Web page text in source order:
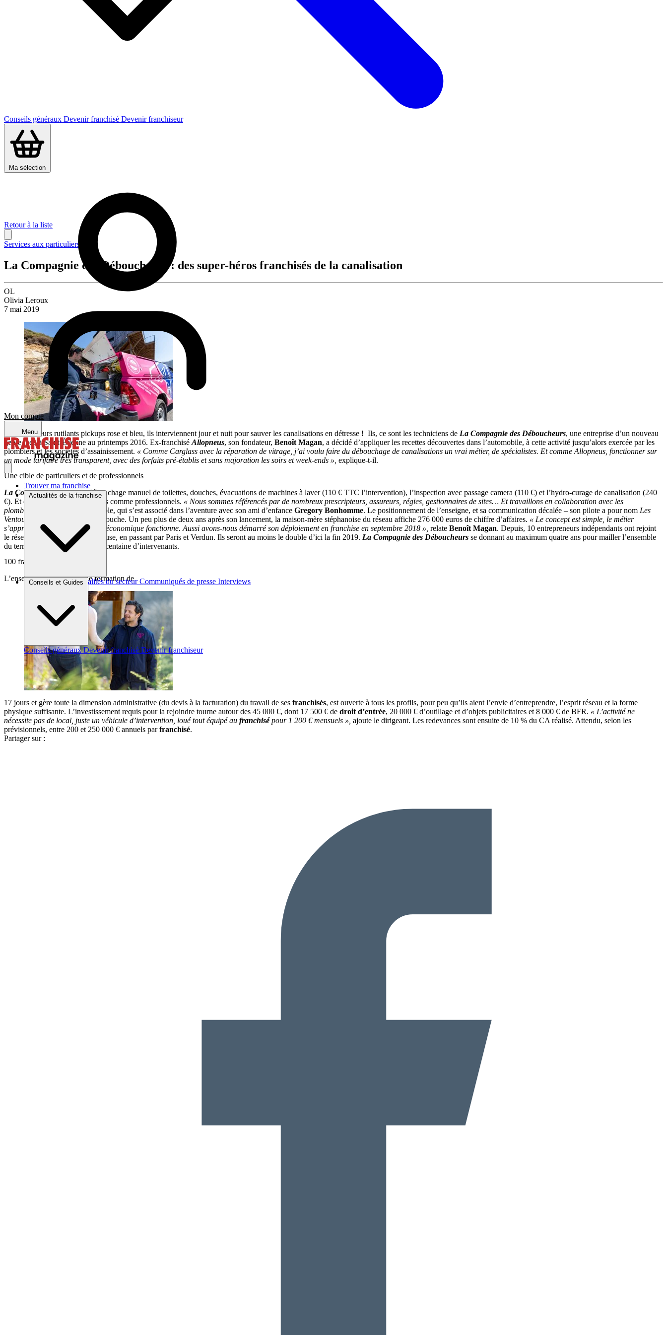
Conseils généraux Devenir franchisé Devenir franchiseur
Ma sélection
Mon compte
Menu
Trouver ma franchise
Actualités de la franchise
Brèves et actus Actualités du secteur Communiqués de presse Interviews
Conseils et Guides
Conseils généraux Devenir franchisé Devenir franchiseur
Retour à la liste
Services aux particuliers
La Compagnie des Déboucheurs : des super-héros franchisés de la canalisation
OL
Olivia Leroux
7 mai 2019
A bord de leurs rutilants pickups rose et bleu, ils interviennent jour et nuit pour sauver les canalisations en détresse ! Ils, ce sont les techniciens de La Compagnie des Déboucheurs, une entreprise d’un nouveau
genre, née à Saint-Étienne au printemps 2016. Ex-franchisé Allopneus, son fondateur, Benoît Magan, a décidé d’appliquer les recettes découvertes dans l’automobile, à cette activité jusqu’alors exercée par les
plombiers et les sociétés d’assainissement. « Comme Carglass avec la réparation de vitrage, j’ai voulu faire du débouchage de canalisations un vrai métier, de spécialistes. Et comme Allopneus, fonctionner sur
un mode tarifaire très transparent, avec des forfaits pré-établis et sans majoration les soirs et week-ends », explique-t-il.
Une cible de particuliers et de professionnels
La Compagniepropose le débouchage manuel de toilettes, douches, évacuations de machines à laver (110 € TTC l’intervention), l’inspection avec passage camera (110 €) et l’hydro-curage de canalisation (240
€). Et ce, à des clients particuliers comme professionnels. « Nous sommes référencés par de nombreux prescripteurs, assureurs, régies, gestionnaires de sites… Et travaillons en collaboration avec les
plombiers »
, précise le responsable, qui s’est associé dans l’aventure avec son ami d’enfance Gregory Bonhomme. Le positionnement de l’enseigne, et sa communication décalée – son pilote a pour nom Les
Ventouses de l’Enfer
– ont fait mouche. Un peu plus de deux ans après son lancement, la maison-mère stéphanoise du réseau affiche 276 000 euros de chiffre d’affaires. « Le concept est simple, le métier
s’apprend facilement, le modèle économique fonctionne. Aussi avons-nous démarré son déploiement en franchise en septembre 2018 », relate Benoît Magan. Depuis, 10 entrepreneurs indépendants ont rejoint
le réseau, de Saint-Malo à Toulouse, en passant par Paris et Verdun. Ils seront au moins le double d’ici la fin 2019. La Compagnie des Déboucheurs se donnant au maximum quatre ans pour mailler l’ensemble
du territoire via un réseau d’une centaine d’intervenants.
100 franchises visées à terme
L’enseigne, qui propose une formation de
17 jours et gère toute la dimension administrative (du devis à la facturation) du travail de ses franchisés, est ouverte à tous les profils, pour peu qu’ils aient l’envie d’entreprendre, l’esprit réseau et la forme
physique suffisante. L’investissement requis pour la rejoindre tourne autour des 45 000 €, dont 17 500 € de droit d’entrée, 20 000 € d’outillage et d’objets publicitaires et 8 000 € de BFR. « L’activité ne
nécessite pas de local, juste un véhicule d’intervention, loué tout équipé au franchisépour 1 200 € mensuels », ajoute le dirigeant. Les redevances sont ensuite de 10 % du CA réalisé. Attendu, selon les
prévisionnels, entre 200 et 250 000 € annuels parfranchisé.
Partager sur :